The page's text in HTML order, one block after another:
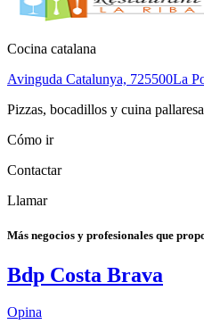
Cocina catalana
Avinguda Catalunya, 725500La
Pizzas, bocadillos y cuina
Cómo ir
Contactar
Llamar
Más negocios y profesionales que
Bdp Costa Brava
Opina